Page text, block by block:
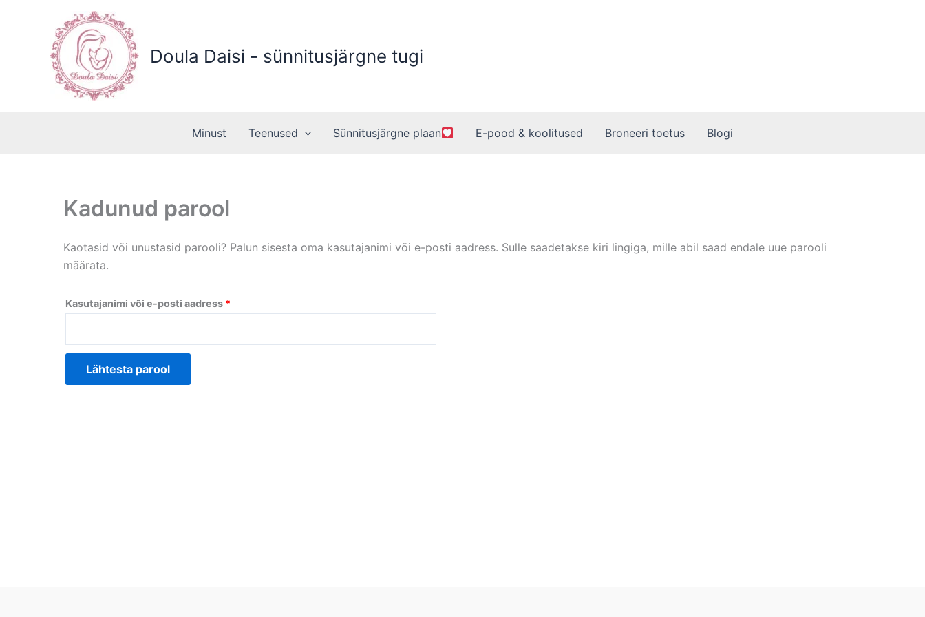
Doula Daisi - sünnitusjärgne tugi
Minust Teenused Sünnitusjärgne plaan E-pood & koolitused Broneeri toetus Blogi
Kadunud parool
Kaotasid või unustasid parooli? Palun sisesta oma kasutajanimi või e-posti aadress. Sulle saadetakse kiri lingiga, mille abil saad endale uue parooli
määrata.
Kasutajanimi või e-posti aadress *
Lähtesta parool